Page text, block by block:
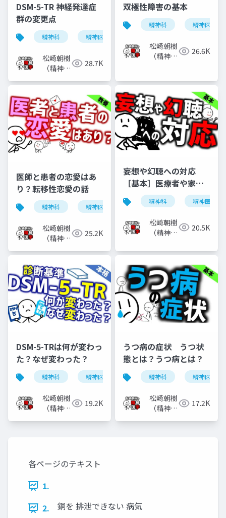
DSM-5-TR 神経発達症
群の変更点
精神科 精神医学
松崎朝樹
（精神科
28.7K
双極性障害の基本
精神科 精神医学
松崎朝樹
（精神科
26.6K
医師と患者の恋愛はあ
り？転移性恋愛の話
精神科 精神医学 転移性恋愛 恋愛
松崎朝樹
（精神科
25.2K
妄想や幻聴への対応
［基本］医療者や家族
などがどう対応すべき
か
精神科 精神医学
松崎朝樹
（精神科
20.5K
DSM-5-TRは何が変わっ
た？なぜ変わった？
精神科 精神医学 dsm-5-tr dsm-5
松崎朝樹
（精神科
19.2K
うつ病の症状 うつ状
態とは？うつ病とは？
精神科 精神医学
松崎朝樹
（精神科
17.2K
各ページのテキスト
1.
2.
銅を 排泄できない 病気